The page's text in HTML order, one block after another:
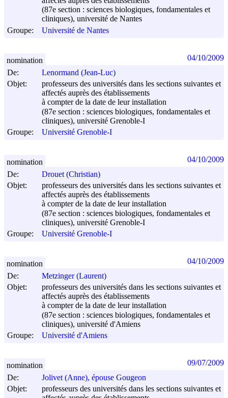
(87e section : sciences biologiques, fondamentales et
cliniques), université de Nantes
Groupe:
Université de Nantes
De:
Lenormand (Jean-Luc)
Objet:
professeurs des universités dans les sections suivantes et
affectés auprès des établissements
à compter de la date de leur installation
(87e section : sciences biologiques, fondamentales et
cliniques), université Grenoble-I
Groupe:
Université Grenoble-I
nomination 04/10/2009
De:
Drouet (Christian)
Objet:
professeurs des universités dans les sections suivantes et
affectés auprès des établissements
à compter de la date de leur installation
(87e section : sciences biologiques, fondamentales et
cliniques), université Grenoble-I
Groupe:
Université Grenoble-I
nomination 04/10/2009
De:
Metzinger (Laurent)
Objet:
professeurs des universités dans les sections suivantes et
affectés auprès des établissements
à compter de la date de leur installation
(87e section : sciences biologiques, fondamentales et
cliniques), université d'Amiens
Groupe:
Université d'Amiens
nomination 04/10/2009
De:
Jolivet (Anne), épouse Gougeon
Objet:
professeurs des universités dans les sections suivantes et
nomination 09/07/2009